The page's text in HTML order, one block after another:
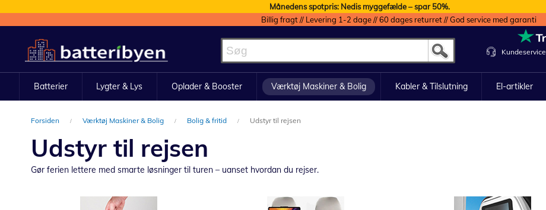
Månedens spotpris: Nedis myggefælde – spar 50%.
Billig fragt // Levering 1-2 dage // 60 dages returret // God service med garanti
to
Content
Kundeservice
Batterier Lygter & Lys Oplader & Booster Værktøj Maskiner & Bolig Kabler & Tilslutning El-artikler
Forsiden Værktøj Maskiner & Bolig Bolig & fritid Udstyr til rejsen
Udstyr til rejsen
Gør ferien lettere med smarte løsninger til turen – uanset hvordan du rejser.